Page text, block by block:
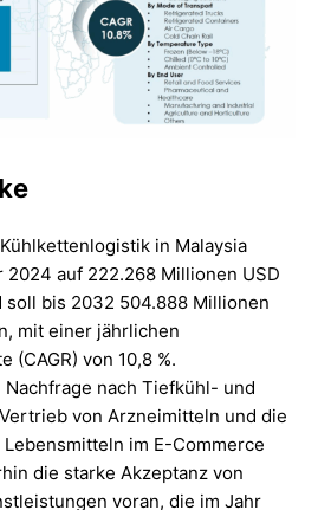
in Malaysia
2024 auf 222.268 Millionen USD
soll bis 2032 504.888 Millionen
mit einer jährlichen
(CAGR) von 10,8 %.
nach Tiefkühl- und
von Arzneimitteln und die
im E-Commerce
die starke Akzeptanz von
voran, die im Jahr